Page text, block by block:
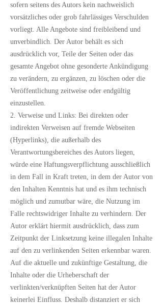
sofern seitens des Autors kein nachweislich
vorsätzliches oder grob fahrlässiges Verschulden
vorliegt. Alle Angebote sind freibleibend und
unverbindlich. Der Autor behält es sich
ausdrücklich vor, Teile der Seiten oder das
gesamte Angebot ohne gesonderte Ankündigung
zu verändern, zu ergänzen, zu löschen oder die
Veröffentlichung zeitweise oder endgültig
einzustellen.
2. Verweise und Links: Bei direkten oder
indirekten Verweisen auf fremde Webseiten
(Hyperlinks), die außerhalb des
Verantwortungsbereiches des Autors liegen,
würde eine Haftungsverpflichtung ausschließlich
in dem Fall in Kraft treten, in dem der Autor von
den Inhalten Kenntnis hat und es ihm technisch
möglich und zumutbar wäre, die Nutzung im
Falle rechtswidriger Inhalte zu verhindern. Der
Autor erklärt hiermit ausdrücklich, dass zum
Zeitpunkt der Linksetzung keine illegalen Inhalte
auf den zu verlinkenden Seiten erkennbar waren.
Auf die aktuelle und zukünftige Gestaltung, die
Inhalte oder die Urheberschaft der
verlinkten/verknüpften Seiten hat der Autor
keinerlei Einfluss. Deshalb distanziert er sich